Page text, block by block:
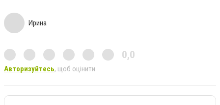
Ирина
0,0
Авторизуйтесь, щоб оцінити